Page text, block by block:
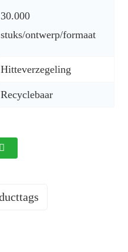
30.000
stuks/ontwerp/formaat
Hitteverzegeling
Recyclebaar